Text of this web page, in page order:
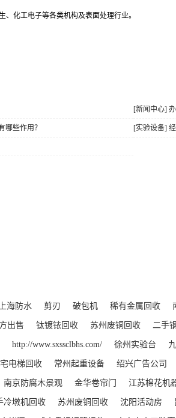
化工电子等各类机构及表面处理行业。
[新闻中心]
哪些作用？ [实验设备]
上海防水 剪刃 破包机 稀有金属回收
出售 钛镀铱回收 苏州废铜回收 二手
http://www.sxssclbhs.com/ 徐州实验台
宅电梯回收 常州起重设备 绍兴广告公司
南京防腐木景观 金华卷帘门 江苏棉花机
冷墩机回收 苏州废铜回收 沈阳活动房